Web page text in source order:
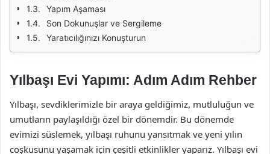
Yapım Aşaması
Son Dokunuşlar ve Sergileme
Yaratıcılığınızı Konuşturun
Yılbaşı Evi Yapımı: Adım Adım Rehber
Yılbaşı, sevdiklerimizle bir araya geldiğimiz, mutluluğun ve
umutların paylaşıldığı özel bir dönemdir. Bu dönemde
evimizi süslemek, yılbaşı ruhunu yansıtmak ve yeni yılın
coşkusunu yaşamak için çeşitli etkinlikler yaparız. Yılbaşı evi